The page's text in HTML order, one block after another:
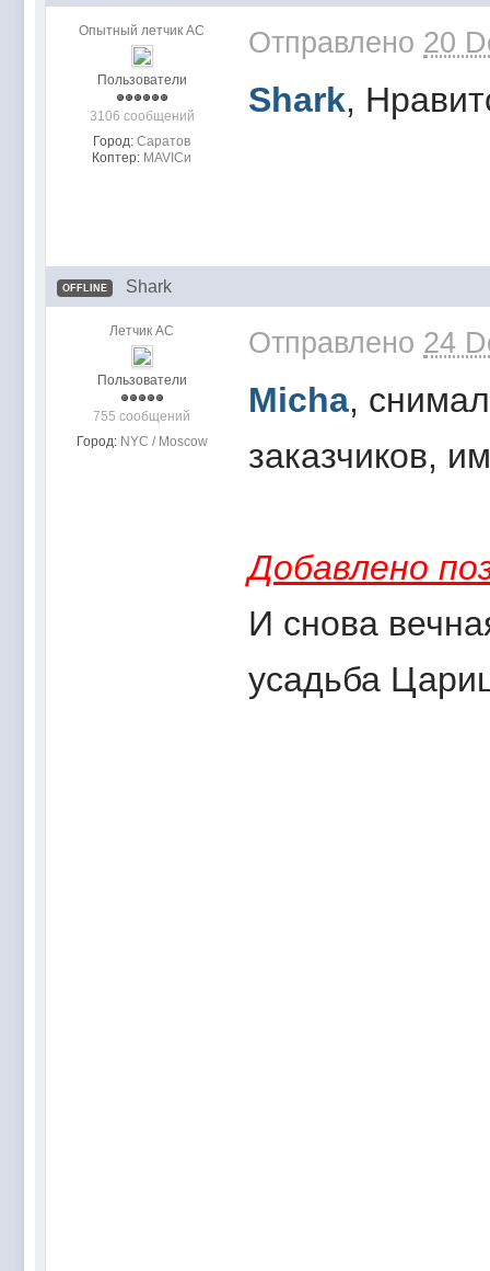
Опытный летчик АС
Пользователи
3106 сообщений
Город: Саратов
Коптер: MAVICи
Отправлено 20
Shark,
OFFLINE Shark
Летчик АС
Пользователи
755 сообщений
Город: NYC / Moscow
Отправлено 24
Micha,
заказчиков,
Добавлено
И снова
усадьба